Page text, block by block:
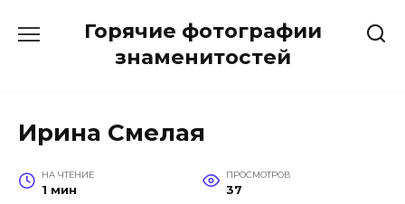
Горячие фотографии
знаменитостей
Ирина Смелая
НА ЧТЕНИЕ
1 мин
ПРОСМОТРОВ
37